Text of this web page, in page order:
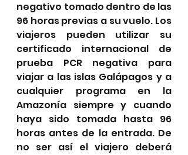
negativo tomado dentro de las
96 horas previas a su vuelo. Los
viajeros pueden utilizar su
certificado internacional de
prueba PCR negativa para
viajar a las islas Galápagos y a
cualquier programa en la
Amazonía siempre y cuando
haya sido tomada hasta 96
horas antes de la entrada. De
no ser así el viajero deberá